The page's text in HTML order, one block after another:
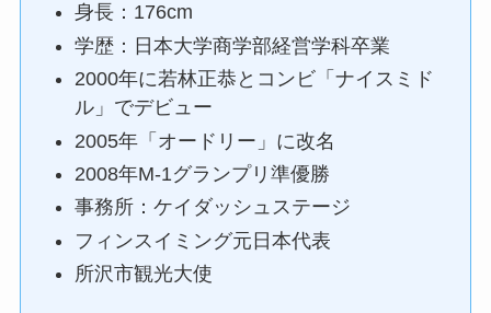
身長：176cm
学歴：日本大学商学部経営学科卒業
2000年に若林正恭とコンビ「ナイスミド
ル」でデビュー
2005年「オードリー」に改名
2008年M-1グランプリ準優勝
事務所：ケイダッシュステージ
フィンスイミング元日本代表
所沢市観光大使